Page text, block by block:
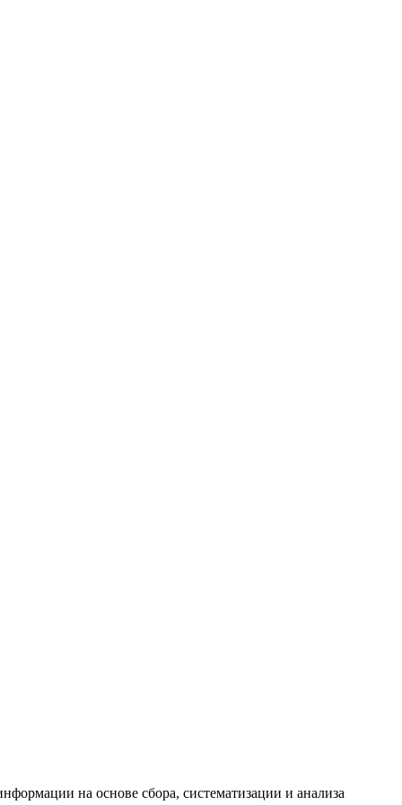
на основе сбора, систематизации и анализа